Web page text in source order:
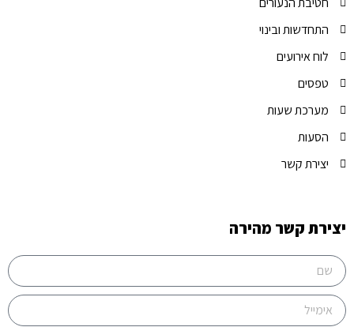
התחדשות ובינוי
לוח אירועים
טפסים
מערכת שעות
הסעות
יצירת קשר
יצירת קשר מהירה